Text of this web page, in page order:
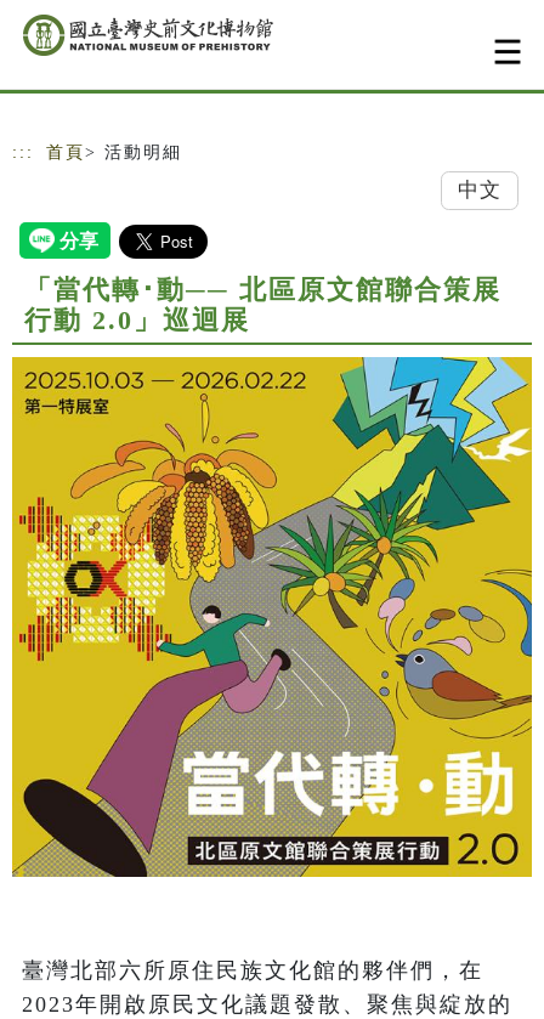
跳到主要內容
網站導覽
::: 首頁 > 活動明細
中文
「當代轉･動── 北區原文館聯合策展
行動 2.0」巡迴展
臺灣北部六所原住民族文化館的夥伴們，在
2023年開啟原民文化議題發散、聚焦與綻放的